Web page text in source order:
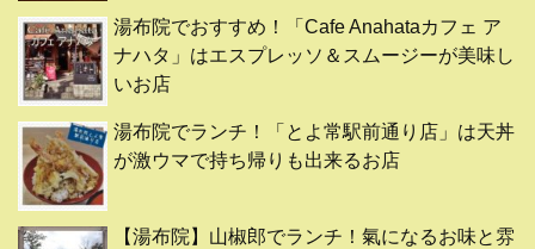
湯布院でおすすめ！「Cafe Anahataカフェ ア
ナハタ」はエスプレッソ＆スムージーが美味し
いお店
湯布院でランチ！「とよ常駅前通り店」は天丼
が激ウマで持ち帰りも出来るお店
【湯布院】山椒郎でランチ！氣になるお味と雰